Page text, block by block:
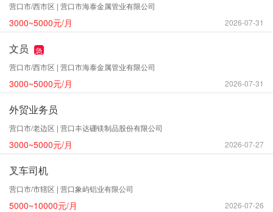
营口市/西市区 | 营口市海泰金属管业有限公司
3000~5000元/月 2026-07-31
文员
急
营口市/西市区 | 营口市海泰金属管业有限公司
3000~5000元/月 2026-07-31
外贸业务员
营口市/老边区 | 营口丰达硼镁制品股份有限公司
3000~5000元/月 2026-07-27
叉车司机
营口市/市辖区 | 营口象屿铝业有限公司
5000~10000元/月 2026-07-26